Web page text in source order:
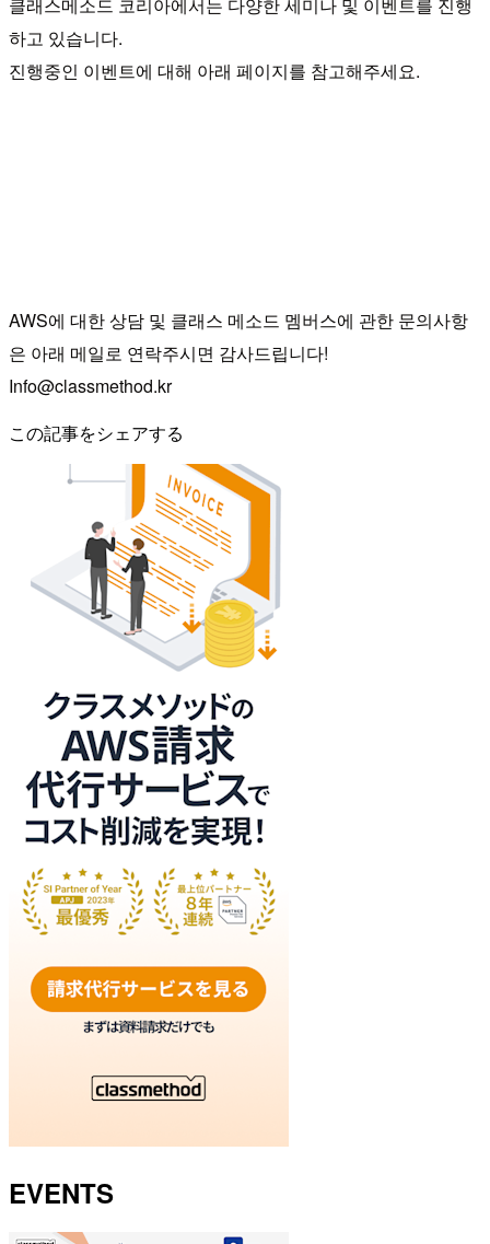
하고 있습니다.
진행중인 이벤트에 대해 아래 페이지를 참고해주세요.
AWS에 대한 상담 및 클래스 메소드 멤버스에 관한 문의사항
은 아래 메일로 연락주시면 감사드립니다!
Info@classmethod.kr
この記事をシェアする
EVENTS